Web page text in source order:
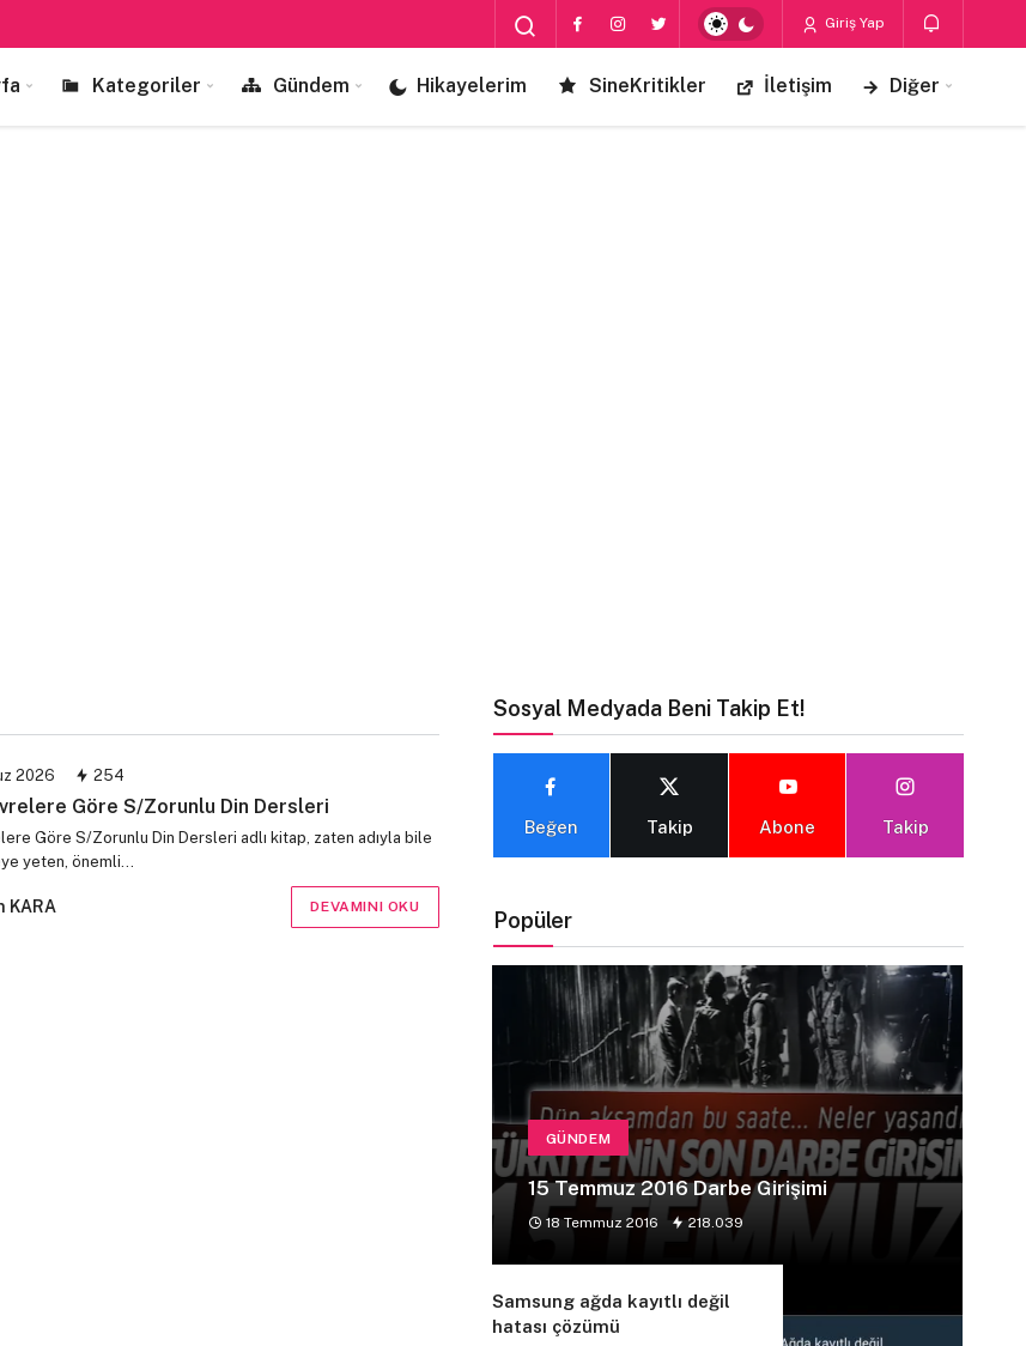
Giriş Yap
Kategoriler Gündem Hikayelerim SineKritikler İletişim Diğer
2026 254
Göre S/Zorunlu Din Dersleri
Göre S/Zorunlu Din Dersleri adlı kitap, zaten adıyla bile
yeten, önemli…
KARA DEVAMINI OKU
Sosyal Medyada Beni Takip Et!
Beğen Takip Abone Takip
Popüler
GÜNDEM
15 Temmuz 2016 Darbe Girişimi
18 Temmuz 2016 218.039
Samsung ağda kayıtlı değil
hatası çözümü